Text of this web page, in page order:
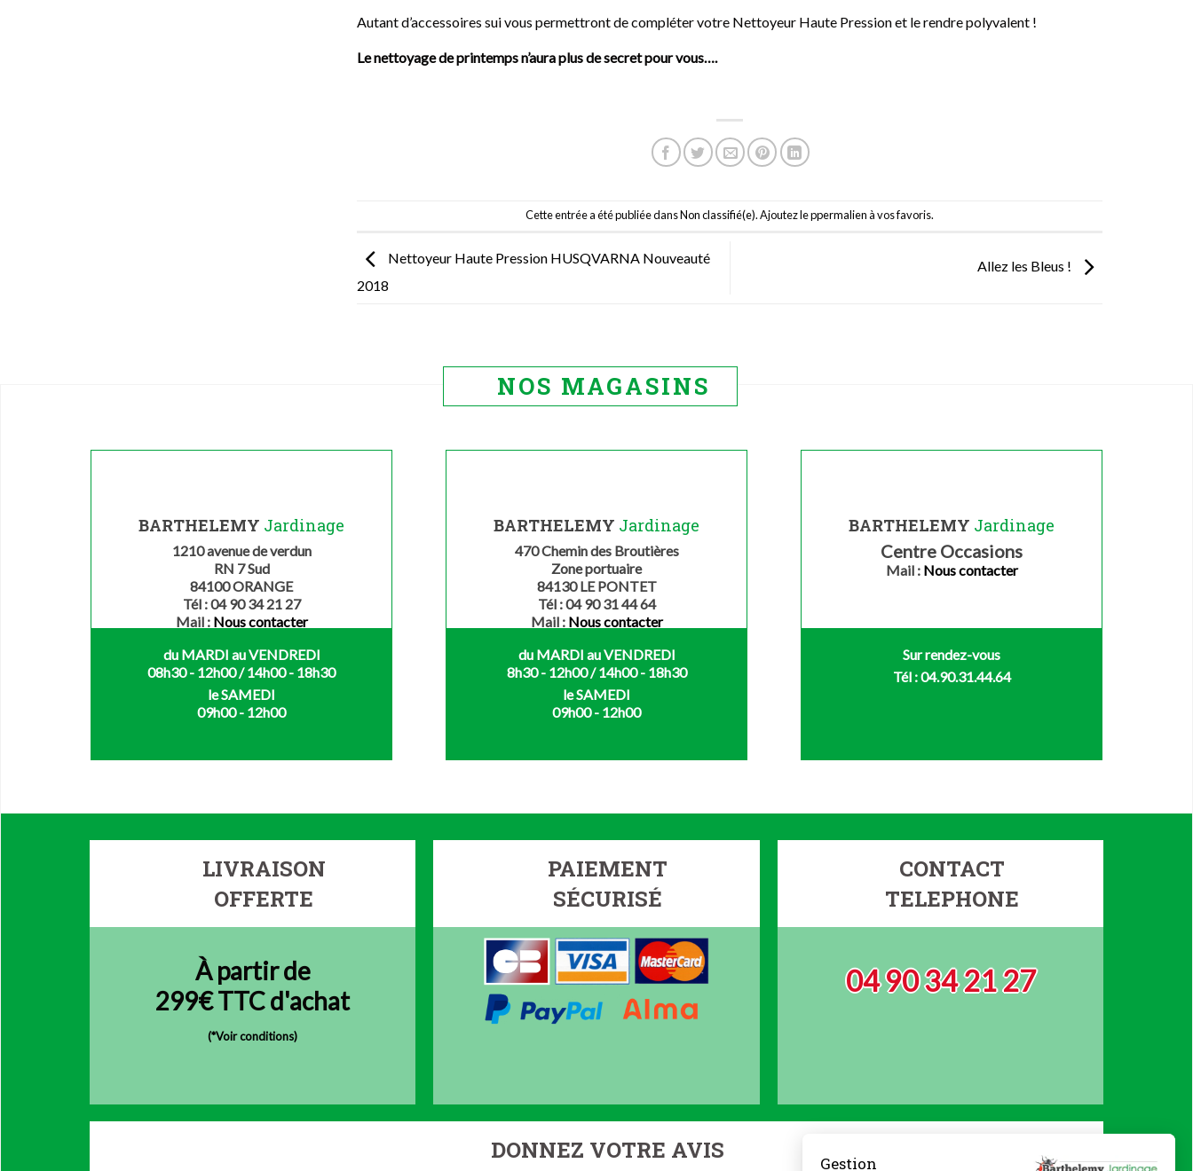
Autant d’accessoires sui vous permettront de compléter votre Nettoyeur Haute Pression et le rendre polyvalent !
Le nettoyage de printemps n’aura plus de secret pour vous….
Cette entrée a été publiée dansNon classifié(e). Ajoutez le ppermalienà vos favoris.
Nettoyeur Haute Pression HUSQVARNA Nouveauté
2018
Allez les Bleus !
NOS MAGASINS
BARTHELEMY Jardinage
1210 avenue de verdun
RN 7 Sud
84100 ORANGE
Tél : 04 90 34 21 27
Mail : Nous contacter
du MARDI au VENDREDI
08h30 - 12h00 / 14h00 - 18h30
le SAMEDI
09h00 - 12h00
BARTHELEMY Jardinage
470 Chemin des Broutières
Zone portuaire
84130 LE PONTET
Tél : 04 90 31 44 64
Mail : Nous contacter
du MARDI au VENDREDI
8h30 - 12h00 / 14h00 - 18h30
le SAMEDI
09h00 - 12h00
BARTHELEMY Jardinage
Centre Occasions
Mail : Nous contacter
Sur rendez-vous
Tél : 04.90.31.44.64
LIVRAISON
OFFERTE
À partir de
299€ TTC d'achat
(*Voir conditions)
PAIEMENT
SÉCURISÉ
CONTACT
TELEPHONE
04 90 34 21 27
DONNEZ VOTRE AVIS Gestion